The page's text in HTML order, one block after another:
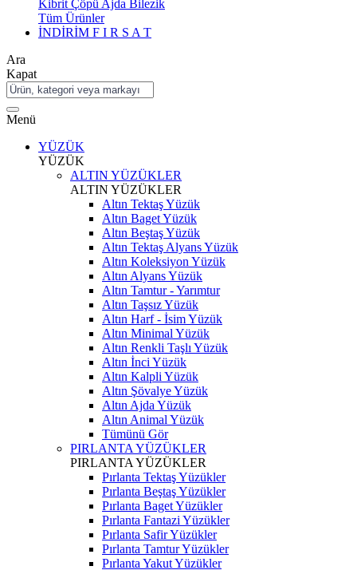
Kibrit Çöpü Ajda Bilezik
Tüm Ürünler
İNDİRİM F I R S A T
Ara
Kapat
Menü
YÜZÜK
YÜZÜK
ALTIN YÜZÜKLER
ALTIN YÜZÜKLER
Altın Tektaş Yüzük
Altın Baget Yüzük
Altın Beştaş Yüzük
Altın Tektaş Alyans Yüzük
Altın Koleksiyon Yüzük
Altın Alyans Yüzük
Altın Tamtur - Yarımtur
Altın Taşsız Yüzük
Altın Harf - İsim Yüzük
Altın Minimal Yüzük
Altın Renkli Taşlı Yüzük
Altın İnci Yüzük
Altın Kalpli Yüzük
Altın Şövalye Yüzük
Altın Ajda Yüzük
Altın Animal Yüzük
Tümünü Gör
PIRLANTA YÜZÜKLER
PIRLANTA YÜZÜKLER
Pırlanta Tektaş Yüzükler
Pırlanta Beştaş Yüzükler
Pırlanta Baget Yüzükler
Pırlanta Fantazi Yüzükler
Pırlanta Safir Yüzükler
Pırlanta Tamtur Yüzükler
Pırlanta Yakut Yüzükler